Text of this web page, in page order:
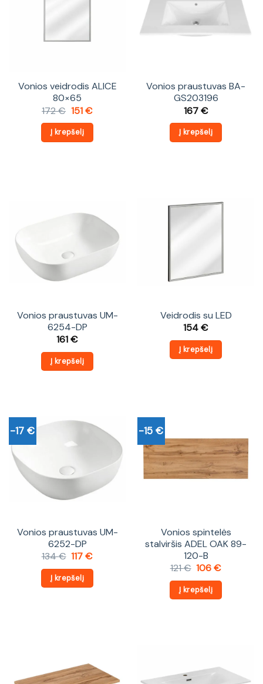
Vonios veidrodis ALICE
80×65
172€ Original
was:
172 €.
151€Current
is:
151 €.
Į krepšelį
Vonios praustuvas BA-
GS203196
167€
Į krepšelį
Vonios praustuvas UM-
6254-DP
161€
Į krepšelį
Veidrodis su LED
154€
Į krepšelį
-17 €
Vonios praustuvas UM-
6252-DP
134€ Original
was:
134 €.
117€Current
is:
117 €.
Į krepšelį
-15 €
Vonios spintelės
stalviršis ADEL OAK 89-
120-B
121€ Original
was:
121 €.
106€Current
is:
106 €.
Į krepšelį